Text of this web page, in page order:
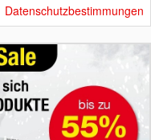
Datenschutzbestimmungen